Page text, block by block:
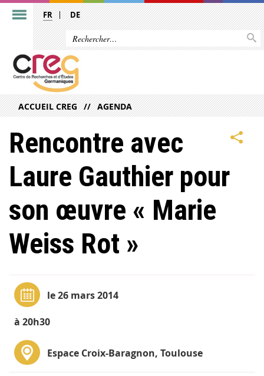
FR DE
ACCUEIL CREG AGENDA
Rencontre avec
Laure Gauthier pour
son œuvre « Marie
Weiss Rot »
le 26 mars 2014
à 20h30
Espace Croix-Baragnon, Toulouse